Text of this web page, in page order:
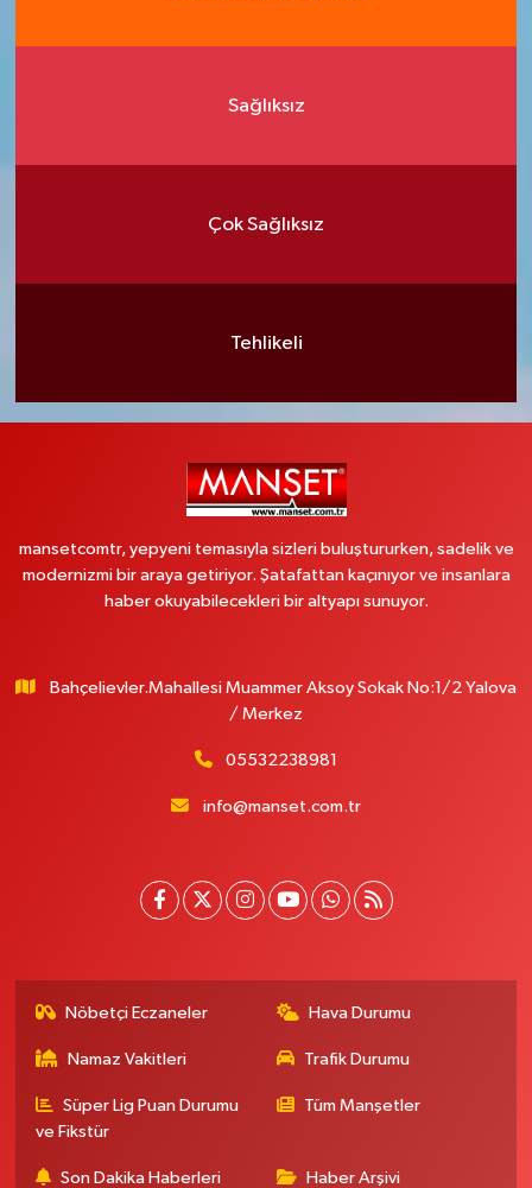
Sağlıksız
Çok Sağlıksız
Tehlikeli
mansetcomtr, yepyeni temasıyla sizleri buluştururken, sadelik ve
modernizmi bir araya getiriyor. Şatafattan kaçınıyor ve insanlara
haber okuyabilecekleri bir altyapı sunuyor.
Bahçelievler.Mahallesi Muammer Aksoy Sokak No:1/2 Yalova
/ Merkez
05532238981
info@manset.com.tr
Nöbetçi Eczaneler Hava Durumu
Namaz Vakitleri Trafik Durumu
Süper Lig Puan Durumu
ve Fikstür
Tüm Manşetler
Son Dakika Haberleri Haber Arşivi